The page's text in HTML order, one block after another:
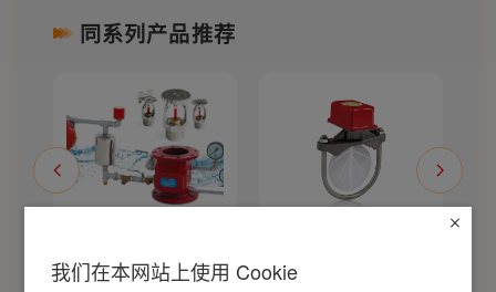
同系列产品推荐
阀
我们在本网站上使用 Cookie